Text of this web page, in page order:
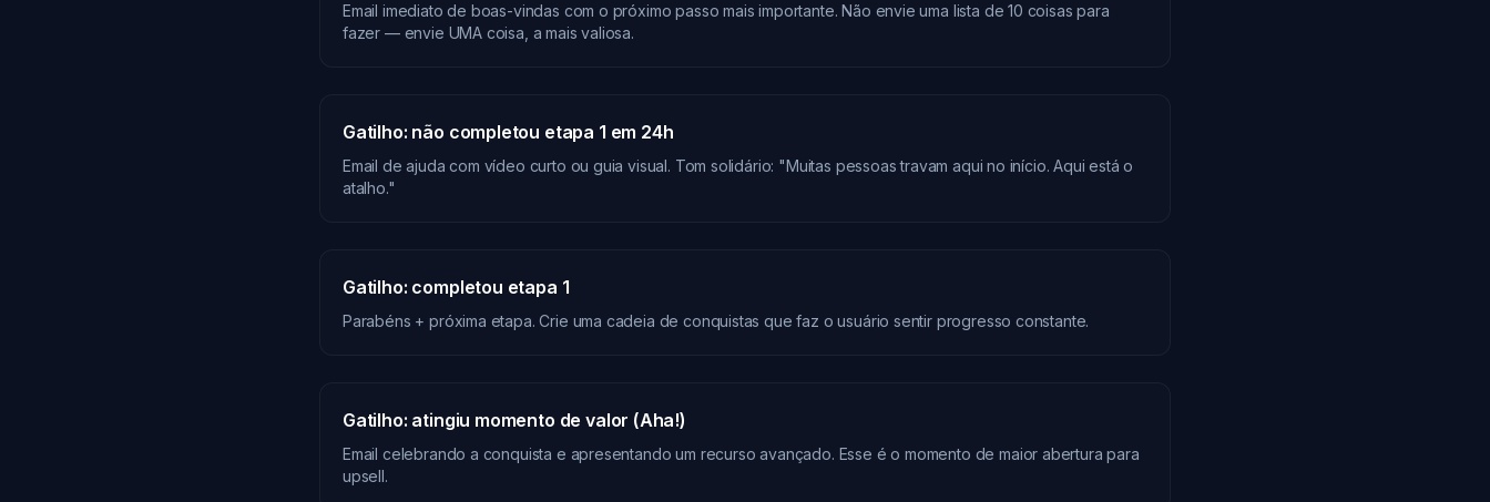
Email imediato de boas-vindas com o próximo passo mais importante. Não envie uma lista de 10 coisas para
fazer — envie UMA coisa, a mais valiosa.
Gatilho: não completou etapa 1 em 24h
Email de ajuda com vídeo curto ou guia visual. Tom solidário: "Muitas pessoas travam aqui no início. Aqui está o
atalho."
Gatilho: completou etapa 1
Parabéns + próxima etapa. Crie uma cadeia de conquistas que faz o usuário sentir progresso constante.
Gatilho: atingiu momento de valor (Aha!)
Email celebrando a conquista e apresentando um recurso avançado. Esse é o momento de maior abertura para
upsell.